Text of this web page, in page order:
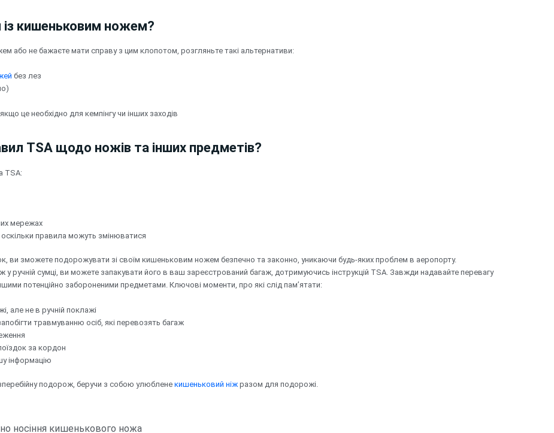
із кишеньковим ножем?
або не бажаєте мати справу з цим клопотом, розгляньте такі альтернативи:
без лез
це необхідно для кемпінгу чи інших заходів
TSA щодо ножів та інших предметів?
TSA:
мережах
правила можуть змінюватися
ви зможете подорожувати зі своїм кишеньковим ножем безпечно та законно, уникаючи будь-яких проблем в аеропорту.
ручній сумці, ви можете запакувати його в ваш зареєстрований багаж, дотримуючись інструкцій TSA. Завжди надавайте перевагу
потенційно забороненими предметами. Ключові моменти, про які слід пам’ятати:
але не в ручній поклажі
травмуванню осіб, які перевозять багаж
за кордон
інформацію
подорож, беручи з собою улюблене кишеньковий ніж разом для подорожі.
носіння кишенькового ножа